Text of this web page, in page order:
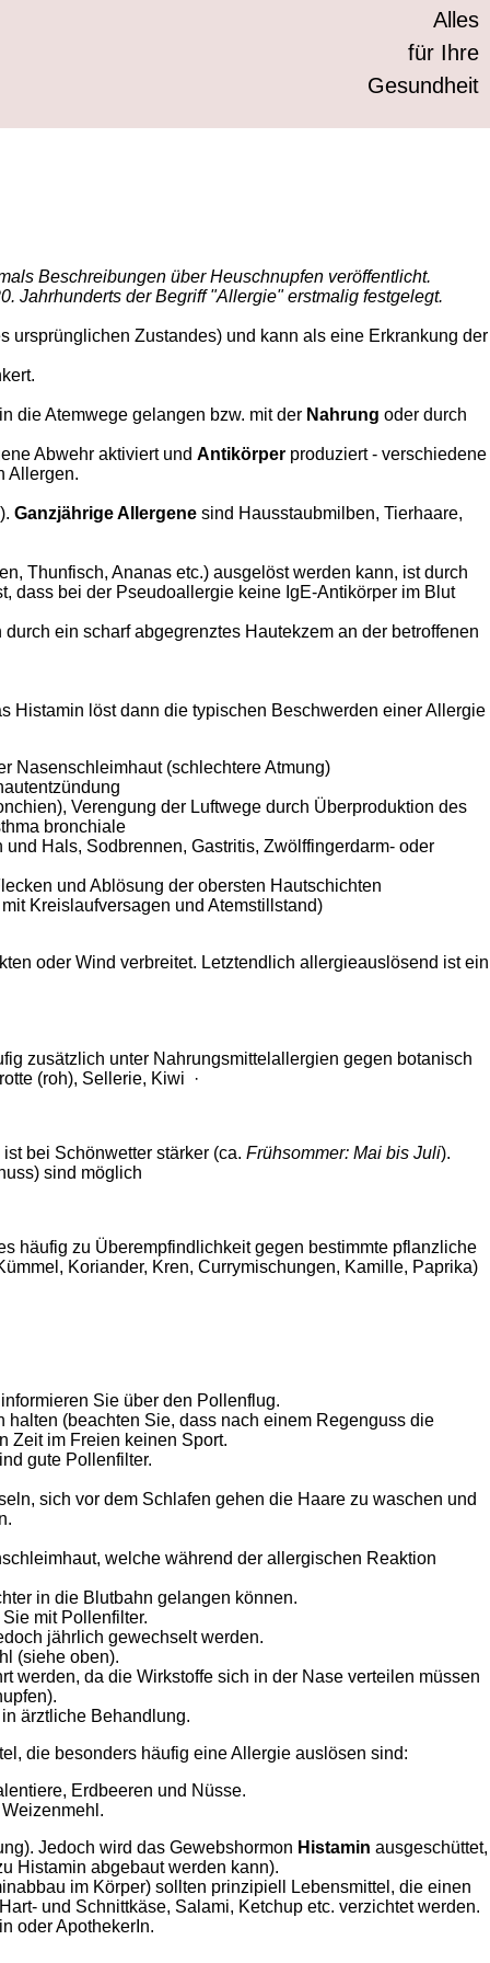
Alles
für Ihre
Gesundheit
Beschreibungen über Heuschnupfen veröffentlicht.
Jahrhunderts der Begriff "Allergie" erstmalig festgelegt.
ursprünglichen Zustandes) und kann als eine Erkrankung der
die Atemwege gelangen bzw. mit der Nahrung oder durch
Abwehr aktiviert und Antikörperproduziert - verschiedene
Allergen.
Ganzjährige Allergene sind Hausstaubmilben, Tierhaare,
Thunfisch, Ananas etc.) ausgelöst werden kann, ist durch
dass bei der Pseudoallergie keine IgE-Antikörper im Blut
ein scharf abgegrenztes Hautekzem an der betroffenen
Histamin löst dann die typischen Beschwerden einer Allergie
Nasenschleimhaut (schlechtere Atmung)
Verengung der Luftwege durch Überproduktion des
bronchiale
Hals, Sodbrennen, Gastritis, Zwölffingerdarm- oder
und Ablösung der obersten Hautschichten
Kreislaufversagen und Atemstillstand)
oder Wind verbreitet. Letztendlich allergieauslösend ist ein
zusätzlich unter Nahrungsmittelallergien gegen botanisch
(roh), Sellerie, Kiwi ·
bei Schönwetter stärker (ca. Frühsommer: Mai bis Juli).
sind möglich
häufig zu Überempfindlichkeit gegen bestimmte pflanzliche
Koriander, Kren, Currymischungen, Kamille, Paprika)
Sie über den Pollenflug.
(beachten Sie, dass nach einem Regenguss die
Zeit im Freien keinen Sport.
gute Pollenfilter.
sich vor dem Schlafen gehen die Haare zu waschen und
welche während der allergischen Reaktion
in die Blutbahn gelangen können.
mit Pollenfilter.
jährlich gewechselt werden.
(siehe oben).
werden, da die Wirkstoffe sich in der Nase verteilen müssen
ärztliche Behandlung.
die besonders häufig eine Allergie auslösen sind:
Erdbeeren und Nüsse.
Jedoch wird das Gewebshormon Histamin ausgeschüttet,
zu Histamin abgebaut werden kann).
im Körper) sollten prinzipiell Lebensmittel, die einen
und Schnittkäse, Salami, Ketchup etc. verzichtet werden.
oder ApothekerIn.